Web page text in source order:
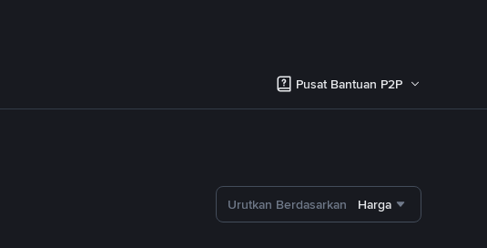
Pusat Bantuan P2P
Urutkan Berdasarkan Harga